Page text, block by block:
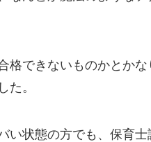
格できないものかとかな
た。
い状態の方でも、保育士